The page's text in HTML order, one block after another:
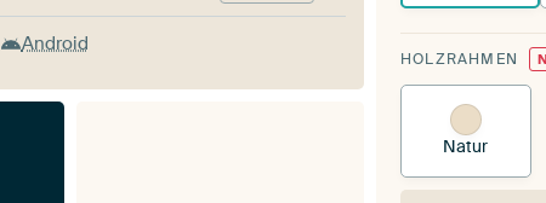
HOLZRAHMEN
Natur
Android